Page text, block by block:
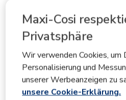
Maxi-Cosi
Privatsphäre
Wir verwenden Cookies, um
Personalisierung und
unserer Werbeanzeigen zu
unsere Cookie-Erklärung.
von
Bewertungen.
1– 3 von 128
5 von 5 Sternen.
Baby Car Seat
Anonym